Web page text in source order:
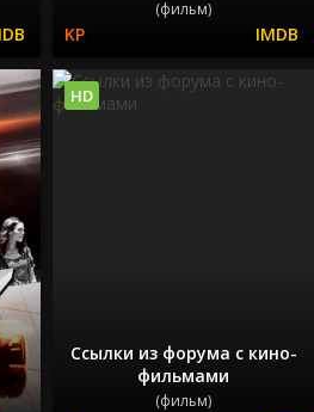
(фильм)
Ссылки из форума с кино-
фильмами
(фильм)
HD